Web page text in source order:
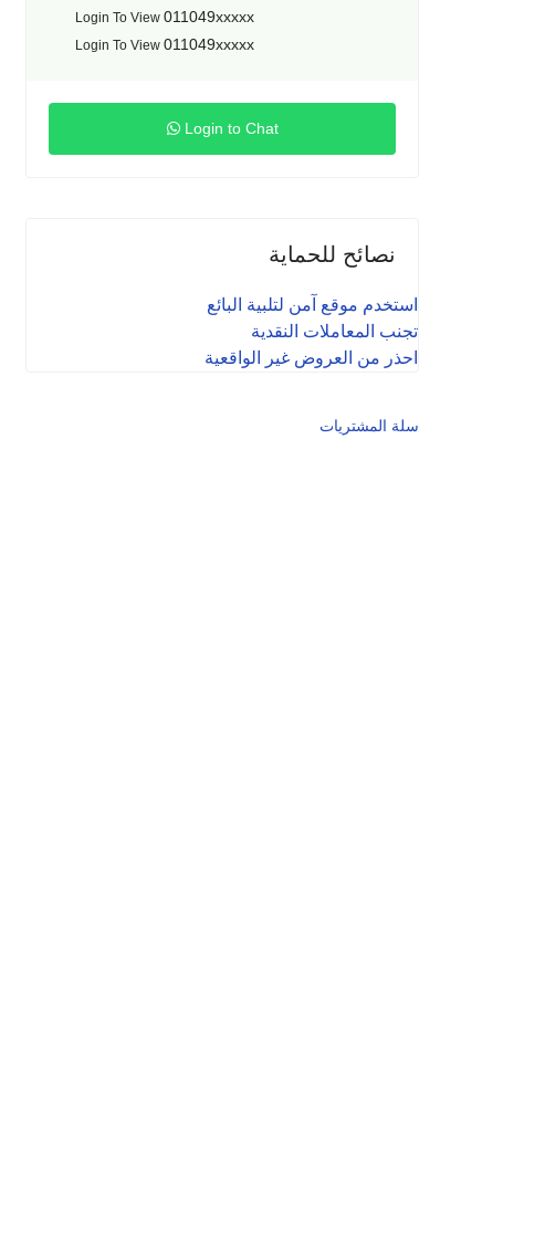
Login To View 011049xxxxx
Login To View 011049xxxxx
Login to Chat
نصائح للحماية
استخدم موقع آمن لتلبية البائع
تجنب المعاملات النقدية
احذر من العروض غير الواقعية
سلة المشتريات